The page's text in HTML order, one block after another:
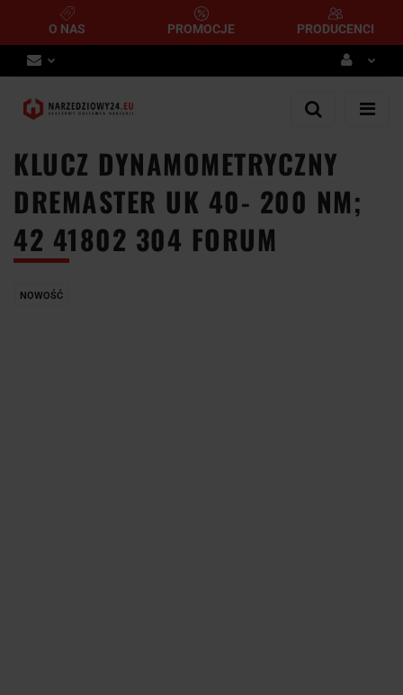
O NAS PROMOCJE PRODUCENCI
Zaloguj się
Dodaj zgłoszenie
KLUCZ DYNAMOMETRYCZNY
DREMASTER UK 40- 200 NM;
42 41802 304 FORUM
NOWOŚĆ